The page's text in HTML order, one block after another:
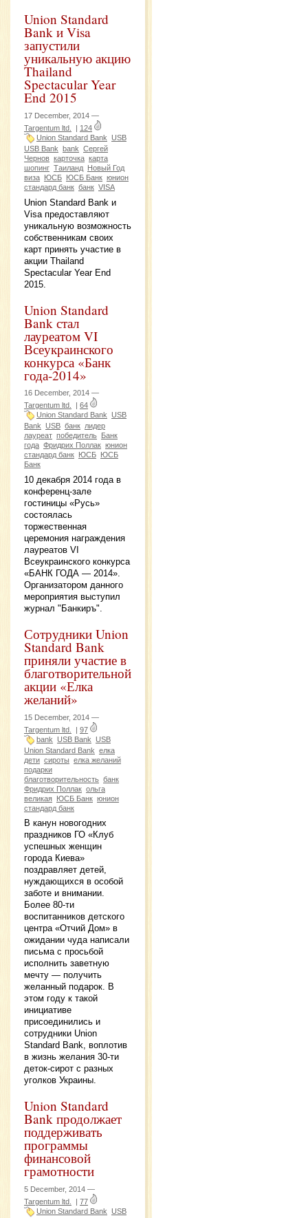
Union Standard
Bank и Visa
запустили
уникальную акцию
Thailand
Spectacular Year
End 2015
17 December, 2014 —
Targentum ltd.
| 124
Union Standard Bank USB
USB Bank bank Сергей
Чернов карточка карта
шопинг Таиланд Новый Год
виза ЮСБ ЮСБ Банк юнион
стандард банк банк VISA
Union Standard Bank и
Visa предоставляют
уникальную возможность
собственникам своих
карт принять участие в
акции Thailand
Spectacular Year End
2015.
Union Standard
Bank стал
лауреатом VI
Всеукраинского
конкурса «Банк
года-2014»
16 December, 2014 —
Targentum ltd.
64
Union Standard Bank USB
Bank USB банк лидер
лауреат победитель
Банк
года Фридрих Поллак юнион
стандард банк
ЮСБ
ЮСБ
Банк
10 декабря 2014 года в
конференц-зале
гостиницы «Русь»
состоялась
торжественная
церемония награждения
лауреатов VI
Всеукраинского конкурса
«БАНК ГОДА — 2014».
Организатором данного
мероприятия выступил
журнал "Банкиръ".
Сотрудники Union
Standard Bank
приняли участие в
благотворительной
акции «Елка
желаний»
15 December, 2014 —
Targentum ltd.
| 97
bank USB Bank USB
Union Standard Bank елка
дети сироты елка желаний
подарки
благотворительность банк
Фридрих Поллак ольга
великая ЮСБ Банк юнион
стандард банк
В канун новогодних
праздников ГО «Клуб
успешных женщин
города Киева»
поздравляет детей,
нуждающихся в особой
заботе и внимании.
Более 80-ти
воспитанников детского
центра «Отчий Дом» в
ожидании чуда написали
письма с просьбой
исполнить заветную
мечту — получить
желанный подарок. В
этом году к такой
инициативе
присоединились и
сотрудники Union
Standard Bank, воплотив
в жизнь желания 30-ти
деток-сирот с разных
уголков Украины.
Union Standard
Bank продолжает
поддерживать
программы
финансовой
грамотности
5 December, 2014 —
Targentum ltd.
| 77
Union Standard Bank USB